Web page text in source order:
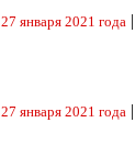
27 января 2021 года |
27 января 2021 года |